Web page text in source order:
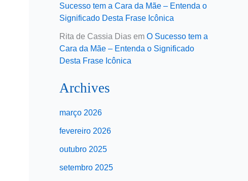
Sucesso tem a Cara da Mãe – Entenda o
Significado Desta Frase Icônica
Rita de Cassia Dias em O Sucesso tem a
Cara da Mãe – Entenda o Significado
Desta Frase Icônica
Archives
março 2026
fevereiro 2026
outubro 2025
setembro 2025